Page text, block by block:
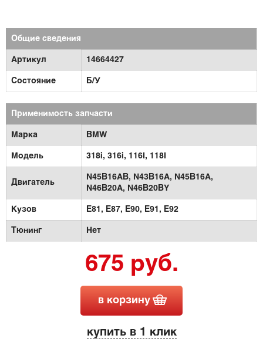
Общие сведения
Артикул 14664427
Состояние Б/У
Применимость запчасти
Марка BMW
Модель 318i, 316i, 116I, 118I
Двигатель
N45B16AB, N43B16A,
N45B16A,
N46B20A,
N46B20BY
Кузов E81, E87, E90, E91, E92
Тюнинг Нет
675 руб.
в корзину
купить в 1 клик